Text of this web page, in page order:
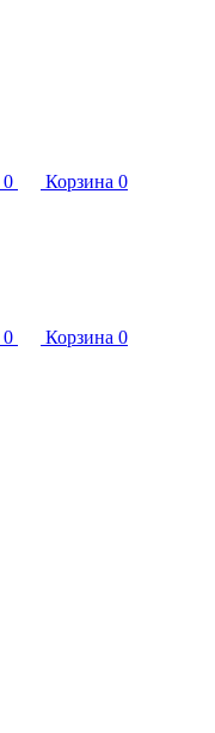
0 Корзина 0
0 Корзина 0